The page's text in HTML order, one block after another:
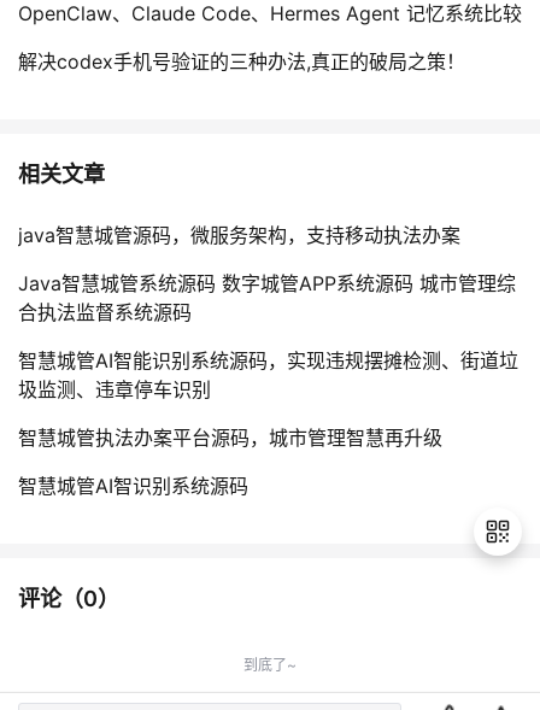
OpenClaw、Claude Code、Hermes Agent 记忆系统比较
解决codex手机号验证的三种办法,真正的破局之策！
相关文章
java智慧城管源码，微服务架构，支持移动执法办案
Java智慧城管系统源码 数字城管APP系统源码 城市管理综
合执法监督系统源码
智慧城管AI智能识别系统源码，实现违规摆摊检测、街道垃
圾监测、违章停车识别
智慧城管执法办案平台源码，城市管理智慧再升级
智慧城管AI智识别系统源码
评论（0）
到底了~